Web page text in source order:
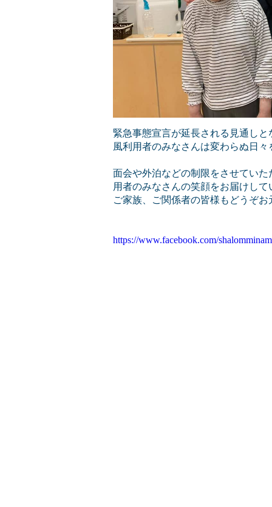
緊急事態宣言が延長される見通し
風利用者のみなさんは変わらぬ日
面会や外泊などの制限をさせてい
用者のみなさんの笑顔をお届けし
ご家族、ご関係者の皆様もどうぞ
https://www.facebook.com/